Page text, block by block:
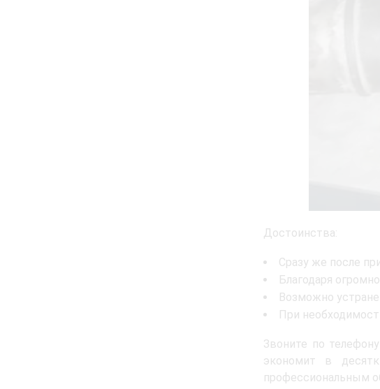
Достоинства:
Сразу же после
Благодаря
Возможно
При
Звоните по телефону
экономит в
профессиональным